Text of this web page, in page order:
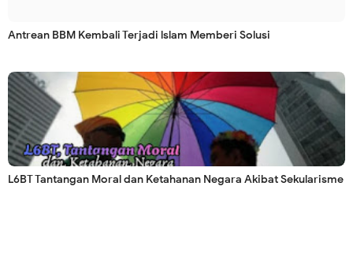
Antrean BBM Kembali Terjadi lslam Memberi Solusi
L6BT Tantangan Moral dan Ketahanan Negara Akibat Sekularisme